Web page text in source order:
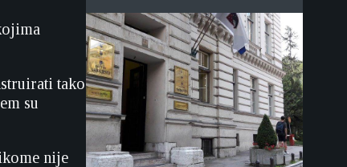
tako
su
nije